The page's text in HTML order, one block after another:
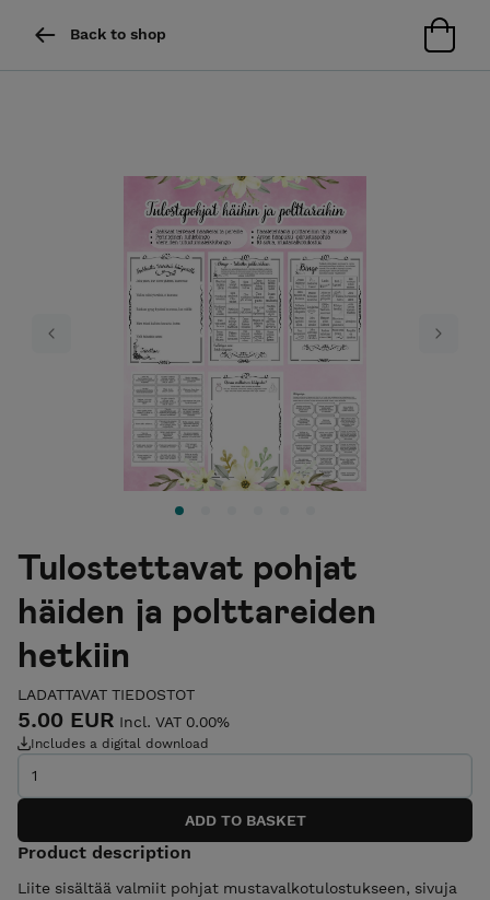
Back to shop
Previous Next
Tulostettavat pohjat
häiden ja polttareiden
hetkiin
LADATTAVAT TIEDOSTOT
5.00 EUR Incl. VAT 0.00%
Includes a digital download
Product description
Liite sisältää valmiit pohjat mustavalkotulostukseen, sivuja